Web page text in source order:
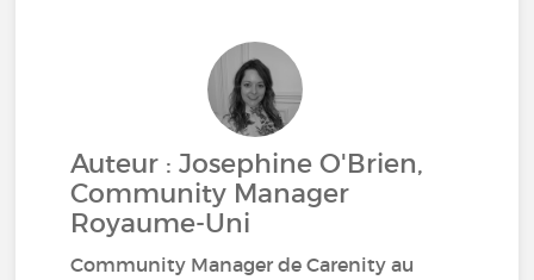
Auteur : Josephine O'Brien,
Community Manager
Royaume-Uni
Community Manager de Carenity au